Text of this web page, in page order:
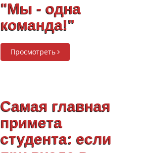
"Мы - одна
команда!"
Просмотреть
Самая главная
примета
студента: если